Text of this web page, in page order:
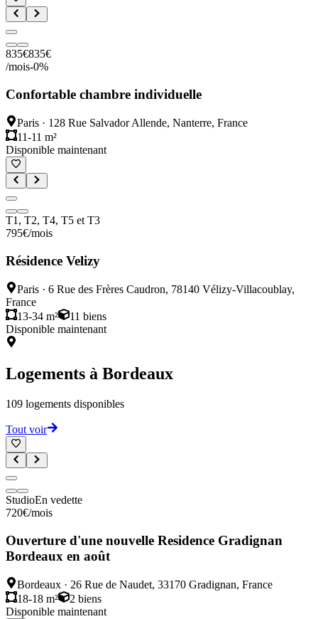
835€835€
/mois-0%
Confortable chambre individuelle
Paris · 128 Rue Salvador Allende, Nanterre, France
11-11 m²
Disponible maintenant
T1, T2, T4, T5 et T3
795€/mois
Résidence Velizy
Paris · 6 Rue des Frères Caudron, 78140 Vélizy-Villacoublay,
France
13-34 m²
11 biens
Disponible maintenant
Logements à Bordeaux
109 logements disponibles
Tout voir
StudioEn vedette
720€/mois
Ouverture d'une nouvelle Residence Gradignan
Bordeaux en août
Bordeaux · 26 Rue de Naudet, 33170 Gradignan, France
18-18 m²
2 biens
Disponible maintenant